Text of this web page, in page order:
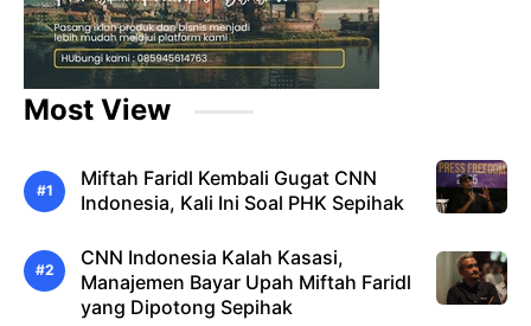
Most View
Miftah Faridl Kembali Gugat CNN
Indonesia, Kali Ini Soal PHK Sepihak
CNN Indonesia Kalah Kasasi,
Manajemen Bayar Upah Miftah Faridl
yang Dipotong Sepihak